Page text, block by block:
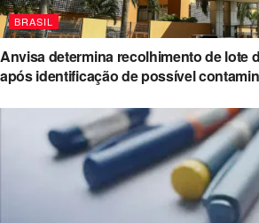
BRASIL
Anvisa determina recolhimento de lote
após identificação de possível